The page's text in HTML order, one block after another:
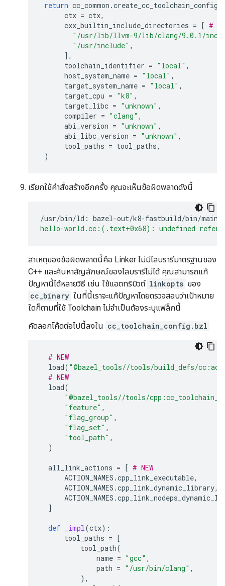
return cc_common .
ctx = ctx,
cxx_builtin_include_directories = [ #
"/usr/lib/llvm-9/lib/clang/9.0.1/
"/usr/include" ,
],
toolchain_identifier = "local" ,
host_system_name = "local" ,
target_system_name = "local" ,
target_cpu = "k8" ,
target_libc = "unknown" ,
compiler = "clang" ,
abi_version = "unknown" ,
abi_libc_version = "unknown" ,
tool_paths = tool_paths,
)
เรียกใช้คำสั่งสร้างอีกครั้ง คุณจะเห็นข้อผิดพลาดดังนี้
/usr/bin/ld: bazel-out/k8-fastbuild/bin/
hello-world.cc:(.text+0x68): undefined
สาเหตุของข้อผิดพลาดนี้คือ Linker ไม่มีไลบรารีมาตรฐานของ
C++ และค้นหาสัญลักษณ์ของไลบรารีไม่ได้ คุณสามารถแก้
ปัญหานี้ได้หลายวิธี เช่น ใช้แอตทริบิวต์ linkopts ของ
cc_binary ในที่นี้เราจะแก้ปัญหาโดยตรวจสอบว่าเป้าหมาย
ใดก็ตามที่ใช้ Toolchain ไม่จำเป็นต้องระบุแฟล็กนี้
คัดลอกโค้ดต่อไปนี้ลงใน cc_toolchain_config.bzl
# NEW
load( "@bazel_tools//tools/build_defs/
# NEW
load(
"@bazel_tools//tools/
"feature" ,
"flag_group" ,
"flag_set" ,
"tool_path" ,
)
all_link_actions = [ # NEW
ACTION_NAMES .cpp_link_executable,
ACTION_NAMES .cpp_link_dynamic_library,
ACTION_NAMES .
]
def _impl(ctx):
tool_paths = [
tool_path(
name = "gcc" ,
path = "/usr/bin/clang" ,
),